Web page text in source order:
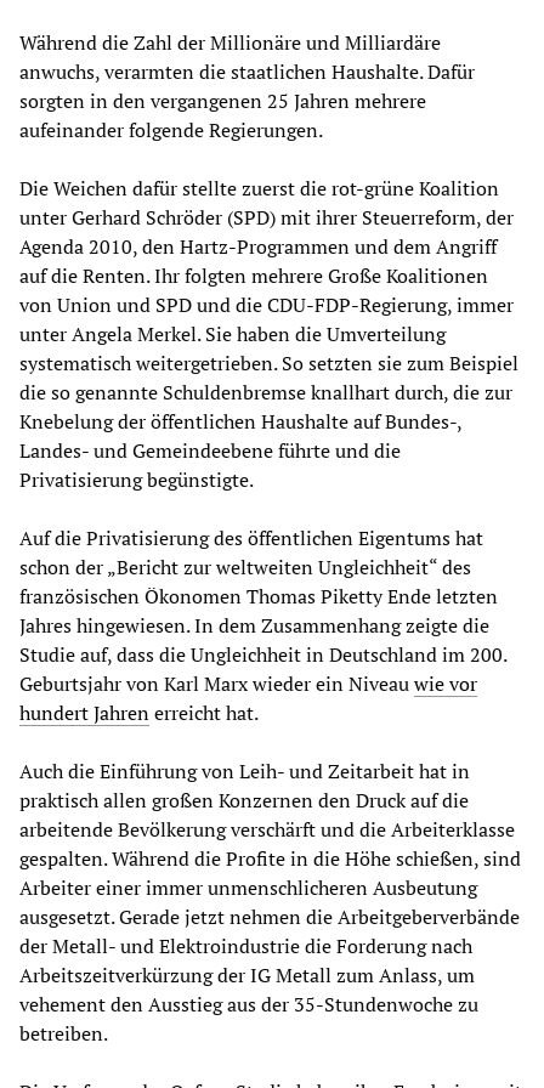
Während die Zahl der Millionäre und Milliardäre
anwuchs, verarmten die staatlichen Haushalte. Dafür
sorgten in den vergangenen 25 Jahren mehrere
aufeinander folgende Regierungen.
Die Weichen dafür stellte zuerst die rot-grüne Koalition
unter Gerhard Schröder (SPD) mit ihrer Steuerreform, der
Agenda 2010, den Hartz-Programmen und dem Angriff
auf die Renten. Ihr folgten mehrere Große Koalitionen
von Union und SPD und die CDU-FDP-Regierung, immer
unter Angela Merkel. Sie haben die Umverteilung
systematisch weitergetrieben. So setzten sie zum Beispiel
die so genannte Schuldenbremse knallhart durch, die zur
Knebelung der öffentlichen Haushalte auf Bundes-,
Landes- und Gemeindeebene führte und die
Privatisierung begünstigte.
Auf die Privatisierung des öffentlichen Eigentums hat
schon der „Bericht zur weltweiten Ungleichheit“ des
französischen Ökonomen Thomas Piketty Ende letzten
Jahres hingewiesen. In dem Zusammenhang zeigte die
Studie auf, dass die Ungleichheit in Deutschland im 200.
Geburtsjahr von Karl Marx wieder ein Niveauwie vor
hundert Jahrenerreicht hat.
Auch die Einführung von Leih- und Zeitarbeit hat in
praktisch allen großen Konzernen den Druck auf die
arbeitende Bevölkerung verschärft und die Arbeiterklasse
gespalten. Während die Profite in die Höhe schießen, sind
Arbeiter einer immer unmenschlicheren Ausbeutung
ausgesetzt. Gerade jetzt nehmen die Arbeitgeberverbände
der Metall- und Elektroindustrie die Forderung nach
Arbeitszeitverkürzung der IG Metall zum Anlass, um
vehement den Ausstieg aus der 35-Stundenwoche zu
betreiben.